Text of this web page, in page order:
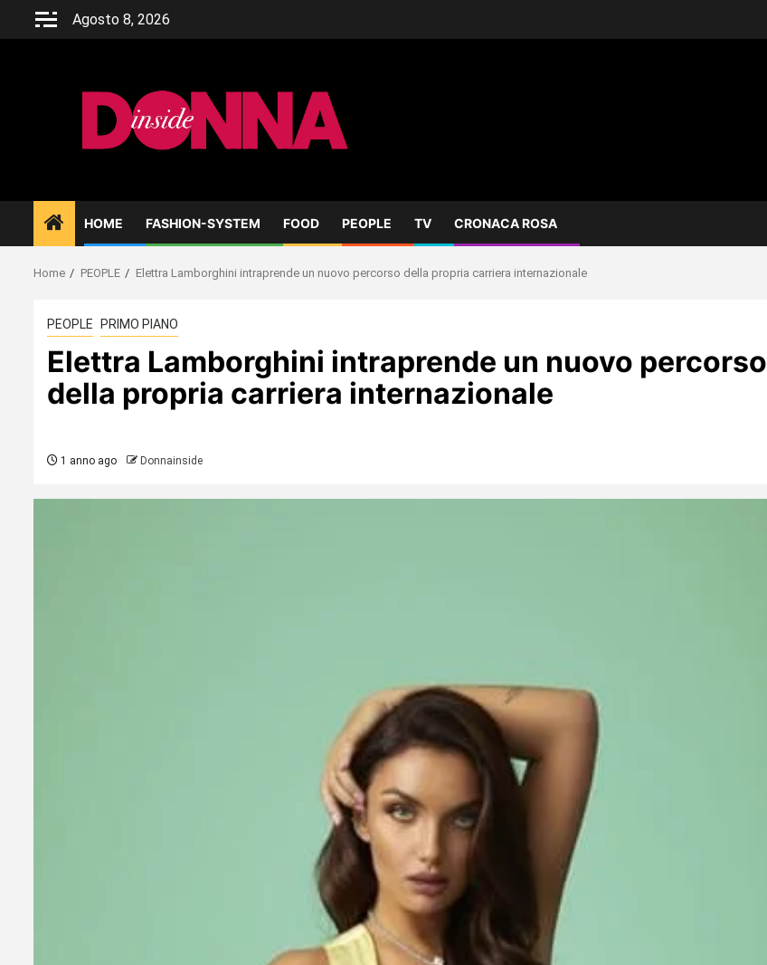
Agosto 8, 2026
HOME FASHION-SYSTEM FOOD PEOPLE TV CRONACA ROSA
Home PEOPLE Elettra Lamborghini intraprende un nuovo percorso della propria carriera internazionale
PEOPLE PRIMO PIANO
Elettra Lamborghini intraprende un nuovo percorso
della propria carriera internazionale
1 anno ago Donnainside